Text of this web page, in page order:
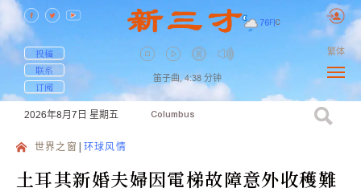
76F| C
投稿
联系
订阅
笛子曲, 4:38 分钟
繁体
2026年8月7日 星期五 Columbus
世界之窗 环球风情
土耳其新婚夫婦因電梯故障意外收穫難